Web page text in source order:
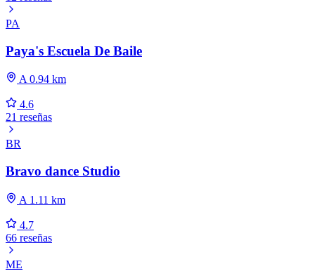
PA
Paya's Escuela De Baile
A 0.94 km
4.6
21 reseñas
BR
Bravo dance Studio
A 1.11 km
4.7
66 reseñas
ME